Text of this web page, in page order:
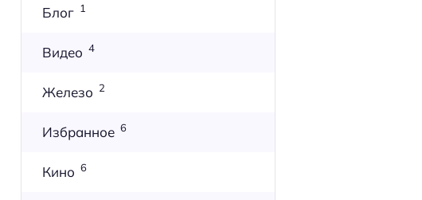
Блог 1
Видео 4
Железо 2
Избранное 6
Кино 6